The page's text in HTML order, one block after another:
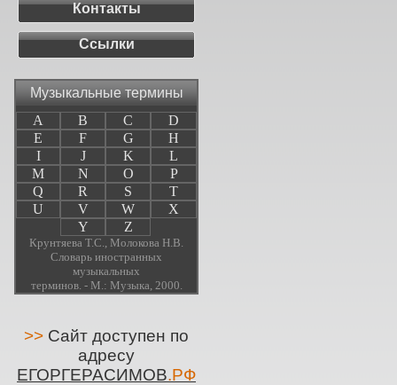
Контакты
Ссылки
Музыкальные термины
A
B C
D
E
F G
H
I
J K
L
M
N O
P
Q
R S
T
U
V W
X
Y
Z
Крунтяева Т.С., Молокова Н.В.
Словарь иностранных
музыкальных
терминов. - М.: Музыка, 2000.
>> Сайт доступен по
адресу
ЕГОРГЕРАСИМОВ.РФ